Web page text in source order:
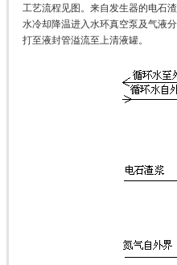
工艺流程见图。来自发生器的电石
水冷却降温进入水环真空泵及气液
打至液封管溢流至上清液罐。